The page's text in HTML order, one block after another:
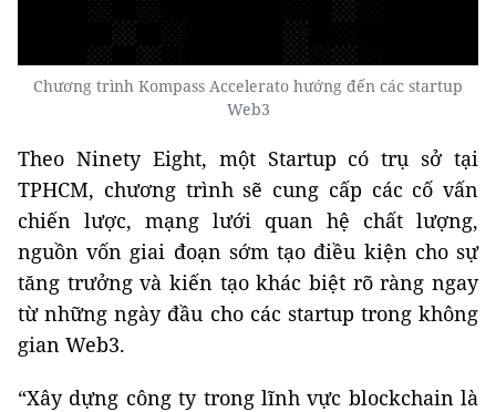
Chương trình Kompass Accelerato hướng đến các startup
Web3
Theo Ninety Eight, một Startup có trụ sở tại
TPHCM, chương trình sẽ cung cấp các cố vấn
chiến lược, mạng lưới quan hệ chất lượng,
nguồn vốn giai đoạn sớm tạo điều kiện cho sự
tăng trưởng và kiến tạo khác biệt rõ ràng ngay
từ những ngày đầu cho các startup trong không
gian Web3.
“Xây dựng công ty trong lĩnh vực blockchain là